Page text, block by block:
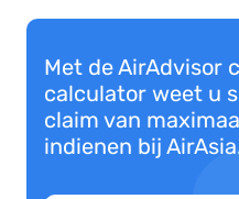
Met de AirAdvisor
calculator weet u
claim van
indienen bij